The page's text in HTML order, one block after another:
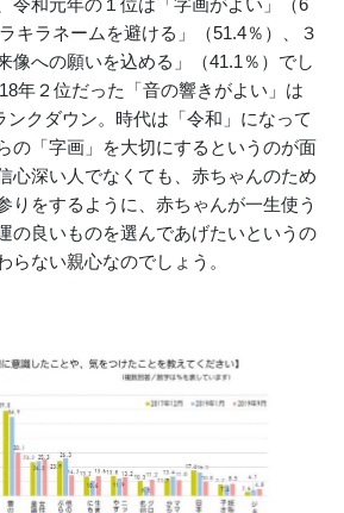
キラネームを避ける」（51.4％）、３
像への願いを込める」（41.1％）でし
年２位だった「音の響きがよい」は
ンクダウン。時代は「令和」になって
の「字画」を大切にするというのが面
心深い人でなくても、赤ちゃんのため
りをするように、赤ちゃんが一生使う
の良いものを選んであげたいというの
らない親心なのでしょう。